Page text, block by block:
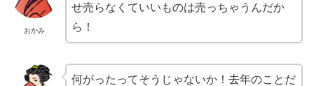
おかみ
せ売らなくていいものは売っちゃうんだか
ら！
何がったってそうじゃないか！去年のことだ